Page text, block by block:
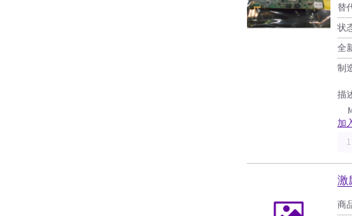
替
状
全
制
描
加
激
商